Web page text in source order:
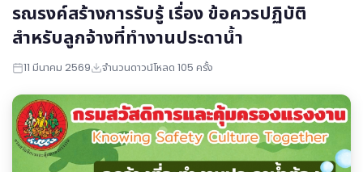
รณรงค์สร้างการรับรู้ เรื่อง ข้อควรปฏิบัติ
สำหรับลูกจ้างที่ทำงานประดาน้ำ
11 มีนาคม 2569 จำนวนดาวน์โหลด 105 ครั้ง